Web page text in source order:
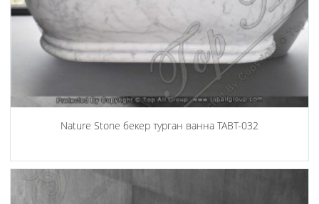
Nature Stone бекер турган ванна TABT-032